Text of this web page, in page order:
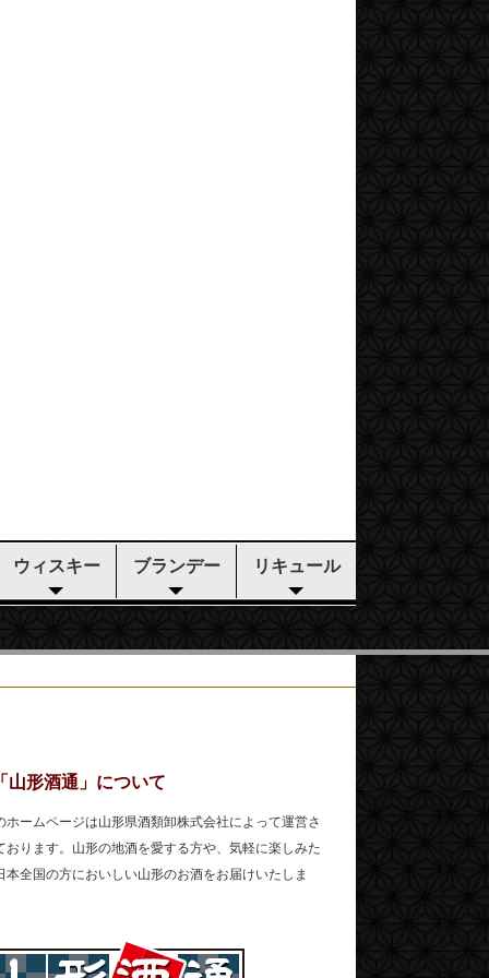
ウィスキー ブランデー リキュール
山形酒通」について
ホームページは山形県酒類卸株式会社によって運営さ
おります。山形の地酒を愛する方や、気軽に楽しみた
本全国の方においしい山形のお酒をお届けいたしま